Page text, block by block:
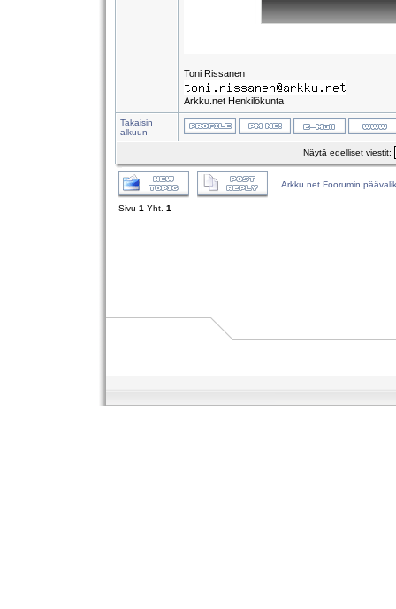
Toni Rissanen
Arkku.net Henkilökunta
Takaisin
alkuun
Näytä edelliset viestit:
Arkku.net Foorumin
Sivu 1 Yht. 1